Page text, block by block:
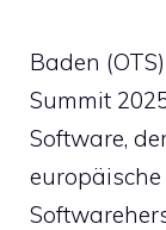
Baden
Summit
Software,
europäische